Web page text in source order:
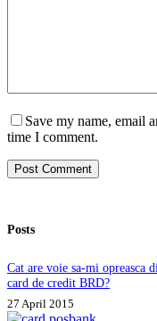
Save my name, email
time I comment.
Post Comment
Posts
Cat are voie sa-mi opreasca
card de credit BRD?
27 April 2015